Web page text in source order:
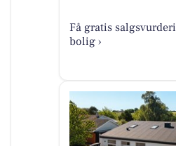
Få gratis
bolig ›